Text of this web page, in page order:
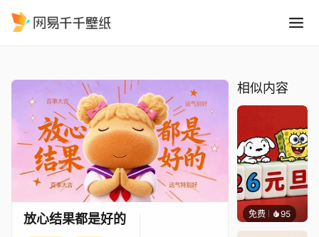
放心结果都是好的
相似内容
免费 95 好看